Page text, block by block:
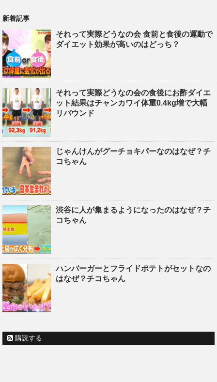
新着記事
それって実際どうなの会 食前と食後の運動で
ダイエット効果が高いのはどっち？
それって実際どうなの会の食後にお酢ダイエ
ット結果はチャンカワイ体重0.4kg増で大幅
リバウンド
じゃんけんがグーチョキパーなのはなぜ？チ
コちゃん
渋谷に人が集まるようになったのはなぜ？チ
コちゃん
ハンバーガーとフライドポテトがセットなの
はなぜ？チコちゃん
購読する